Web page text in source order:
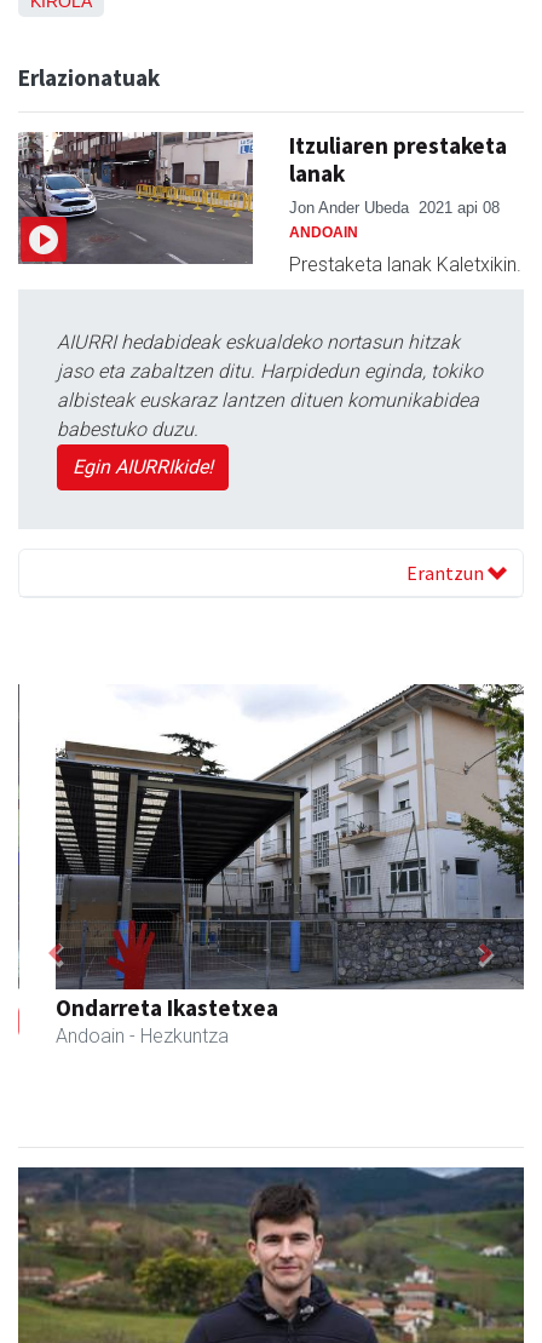
Erlazionatuak
Itzuliaren prestaketa
lanak
Jon Ander Ubeda 2021 api 08
ANDOAIN
Prestaketa lanak Kaletxikin.
AIURRI hedabideak eskualdeko nortasun hitzak
jaso eta zabaltzen ditu. Harpidedun eginda, tokiko
albisteak euskaraz lantzen dituen komunikabidea
babestuko duzu.
Egin AIURRIkide!
Erantzun
Ondarreta Ikastetxea
Andoain - Hezkuntza
Previous Next